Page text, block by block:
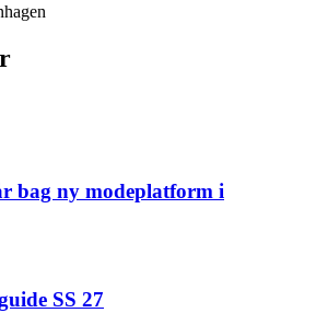
bag ny modeplatform i
SS 27